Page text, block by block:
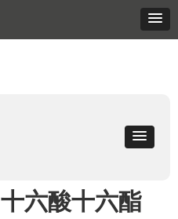
六酸十六酯